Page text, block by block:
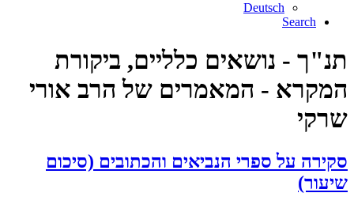
Deutsch
Search
תנ"ך - נושאים כלליים, ביקורת
המקרא - המאמרים של הרב אורי
שרקי
סקירה על ספרי הנביאים והכתובים (סיכום
שיעור)